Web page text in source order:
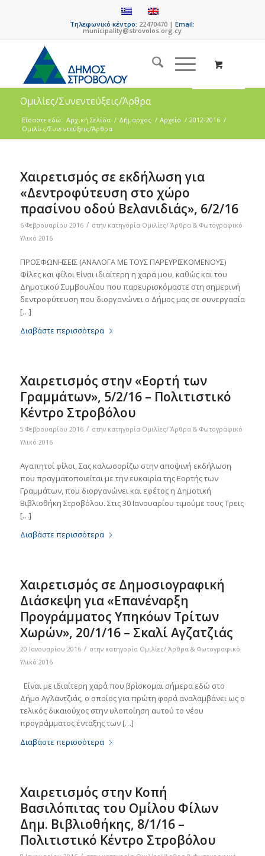
Τηλεφωνικό κέντρο: 22470470 |Email:
municipality@strovolos.org.cy
Ομιλίες/Συνεντεύξεις/Άρθρα
Είσαστε εδώ: Αρχική Σελίδα / Δήμαρχος / Αρχείο / 2012-2016 /
Ομιλίες/Συνεντεύξεις/Άρθρα
Χαιρετισμός σε εκδήλωση για
«Δεντροφύτευση στο χώρο
πρασίνου οδού Βελανιδιάς», 6/2/16
6 Φεβρουαρίου 2016 / στην κατηγορία Ομιλίες/ Άρθρα & Φωτογραφικό
Υλικό 2016
ΠΡΟΣΦΩΝΗΣΕΙΣ (ΑΝΑΛΟΓΑ ΜΕ ΤΟΥΣ ΠΑΡΕΥΡΙΣΚΟΜΕΝΟΥΣ)
Φίλες και φίλοι Είναι ιδιαίτερη η χαρά μου, καθώς και του
Δημοτικού Συμβουλίου που παρευρισκόμαστε στη σημερινή
δεντροφύτευση που διοργανώνει ο Δήμος μας σε συνεργασία
[…]
Διαβάστε περισσότερα
Χαιρετισμός στην «Εορτή των
Γραμμάτων», 5/2/16 – Πολιτιστικό
Κέντρο Στροβόλου
5 Φεβρουαρίου 2016 / στην κατηγορία Ομιλίες/ Άρθρα & Φωτογραφικό
Υλικό 2016
Αγαπητοί φίλοι, Σας καλωσορίζω στην αποψινή εκδήλωση
που πραγματοποιείται με την ευκαιρία της Εορτής των
Γραμμάτων, που διοργανώνει και εφέτος η Δημοτική
Βιβλιοθήκη Στροβόλου. Στις 30 Ιανουαρίου τιμούμε τους Τρεις
[…]
Διαβάστε περισσότερα
Χαιρετισμός σε Δημοσιογραφική
Διάσκεψη για «Επανέναρξη
Προγράμματος Υπηκόων Τρίτων
Χωρών», 20/1/16 – Σκαλί Αγζατζιάς
20 Ιανουαρίου 2016 / στην κατηγορία Ομιλίες/ Άρθρα & Φωτογραφικό
Υλικό 2016
Είναι με ιδιαίτερη χαρά που βρίσκομαι σήμερα εδώ στο
Δήμο Αγλαντζιάς, ο οποίος για πρώτη φορά αναλαμβάνει ως ο
τελικός δικαιούχος στην υλοποίηση αυτού το νέου
προγράμματος ένταξης των […]
Διαβάστε περισσότερα
Χαιρετισμός στην Κοπή
Βασιλόπιτας του Ομίλου Φίλων
Δημ. Βιβλιοθήκης, 8/1/16 –
Πολιτιστικό Κέντρο Στροβόλου